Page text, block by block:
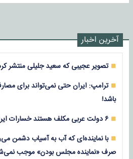
آخرین اخبار
تصویر عجیبی که سعید جلیلی منتشر
ترامپ: ایران حتی نمی‌تواند برای
باشد!
۶ دولت عربی مکلف هستند خسارات ایران را جبران کنند
با نماینده‌ای که آب به آسیاب دشمن
صرف «نماینده مجلس بودن» موجب